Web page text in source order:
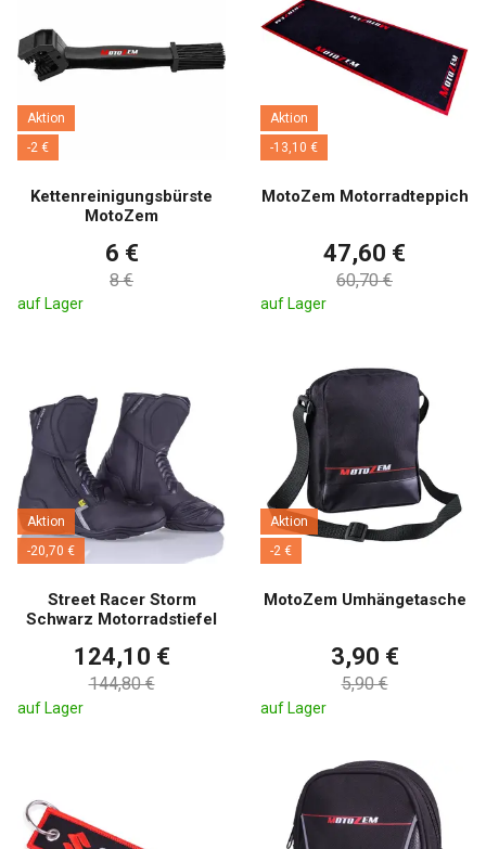
Aktion
-2 €
Kettenreinigungsbürste
MotoZem
6 €
8 €
auf Lager
Aktion
-13,10 €
MotoZem Motorradteppich
47,60 €
60,70 €
auf Lager
Aktion
-20,70 €
Street Racer Storm
Schwarz Motorradstiefel
124,10 €
144,80 €
auf Lager
Aktion
-2 €
MotoZem Umhängetasche
3,90 €
5,90 €
auf Lager